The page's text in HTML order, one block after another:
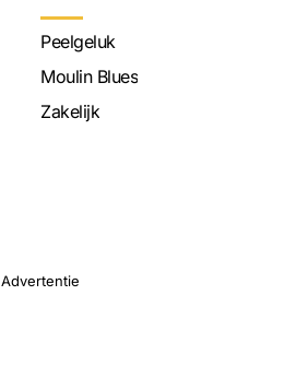
Peelgeluk
Moulin Blues
Zakelijk
Advertentie